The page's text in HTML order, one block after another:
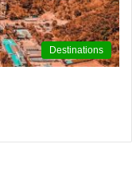
Destinations